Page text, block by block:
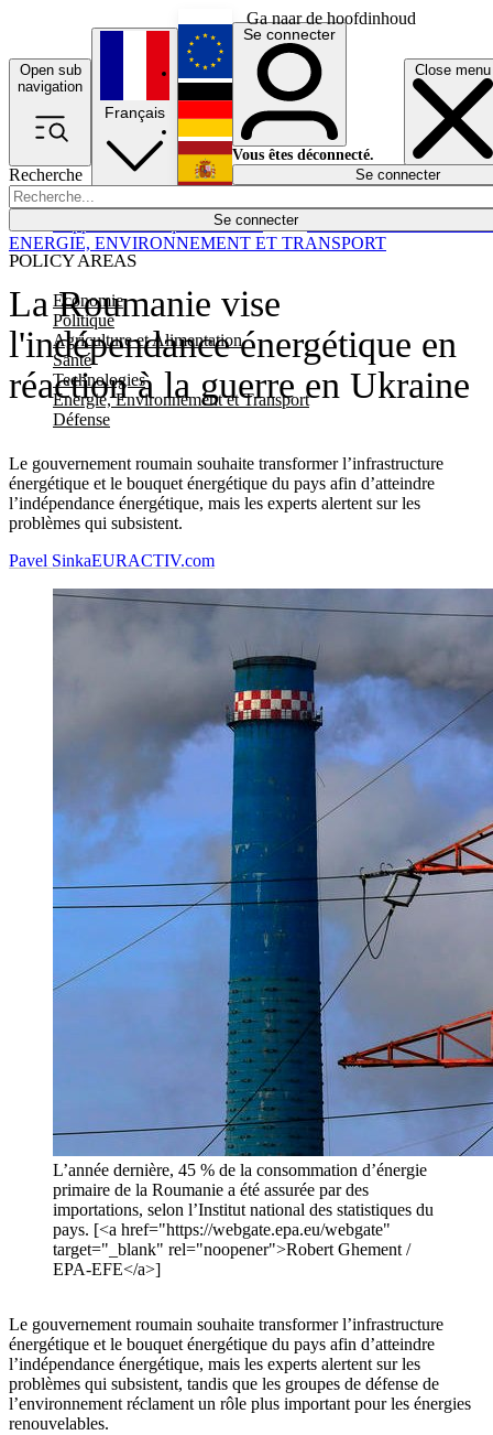
Ga naar de hoofdinhoud
Open sub
navigation
Close menu
Recherche
Se connecter
POLICY AREAS
Economie
Politique
Agriculture et Alimentation
Santé
Technologies
Energie, Environnement et Transport
Défense
Économie
Français
English
Deutsch
Español
Se connecter
Vous êtes déconnecté.
Se connecter
La Roumanie vise
l'indépendance énergétique en
réaction à la guerre en Ukraine
Le gouvernement roumain souhaite transformer l’infrastructure
énergétique et le bouquet énergétique du pays afin d’atteindre
l’indépendance énergétique, mais les experts alertent sur les
problèmes qui subsistent.
ENERGIE, ENVIRONNEMENT ET TRANSPORT
Pavel SinkaEURACTIV.com
L’année dernière, 45 % de la consommation d’énergie
primaire de la Roumanie a été assurée par des
importations, selon l’Institut national des statistiques du
pays. [<a href="https://webgate.epa.eu/webgate"
target="_blank" rel="noopener">Robert Ghement /
EPA-EFE</a>]
Le gouvernement roumain souhaite transformer l’infrastructure
énergétique et le bouquet énergétique du pays afin d’atteindre
l’indépendance énergétique, mais les experts alertent sur les
problèmes qui subsistent, tandis que les groupes de défense de
l’environnement réclament un rôle plus important pour les énergies
renouvelables.